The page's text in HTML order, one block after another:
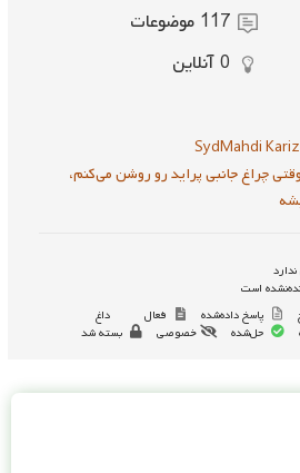
117 موضوعات
0 آنلاین
SydMahdi
چراغ جانبی پراید رو روشن می‌کنم،
است
پاسخ داده‌شده فعال
داغ
حل‌شده خصوصی بسته شد